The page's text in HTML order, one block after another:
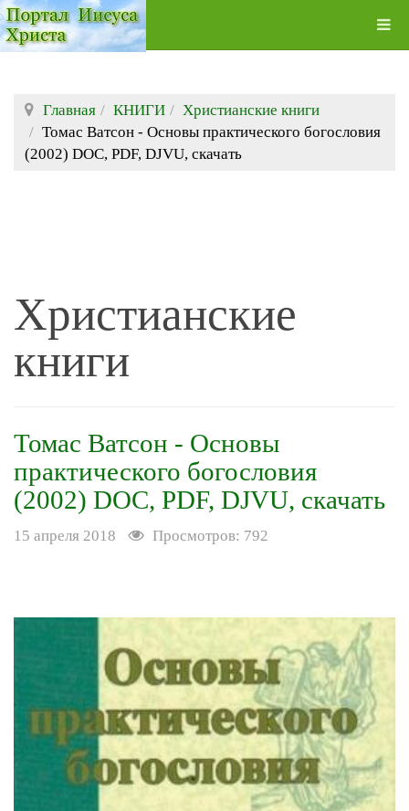
Главная КНИГИ
Христианские книги
Томас Ватсон - Основы практического богословия
(2002) DOC, PDF, DJVU, скачать
Христианские
книги
Томас Ватсон - Основы
практического богословия
(2002) DOC, PDF, DJVU, скачать
15 апреля 2018 Просмотров: 792